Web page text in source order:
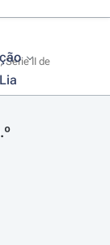
Lia
Série II de